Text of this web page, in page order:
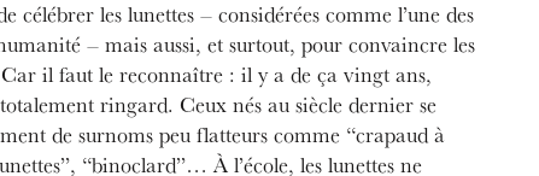
célébrer les lunettes – considérées comme l’une des
– mais aussi, et surtout, pour convaincre les
il faut le reconnaître : il y a de ça vingt ans,
ringard. Ceux nés au siècle dernier se
de surnoms peu flatteurs comme “crapaud à
“binoclard”… À l’école, les lunettes ne